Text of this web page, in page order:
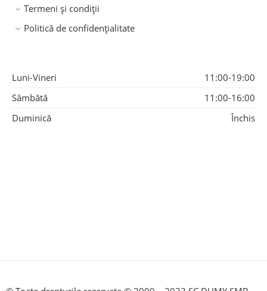
Termeni și condiții
Politică de confidențialitate
Luni-Vineri
11:00-19:00
Sâmbătă
11:00-16:00
Duminică
Închis